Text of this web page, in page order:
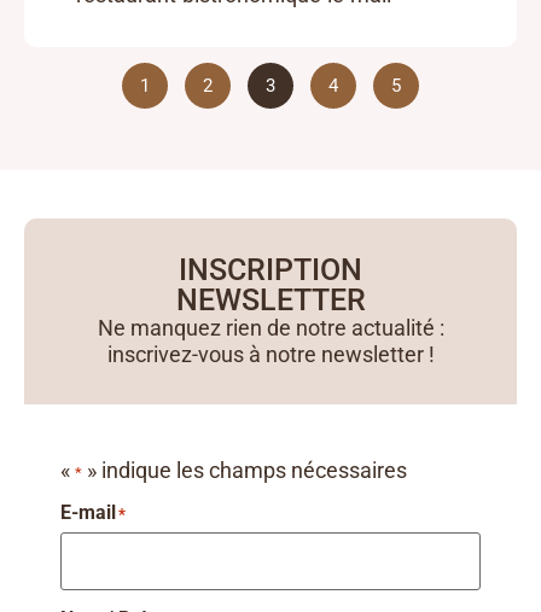
1 2 3 4 5
INSCRIPTION
NEWSLETTER
Ne manquez rien de notre actualité :
inscrivez-vous à notre newsletter !
« * » indique les champs nécessaires
E-mail *